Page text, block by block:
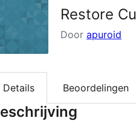
Restore
Door apuroid
Details Beoordelingen